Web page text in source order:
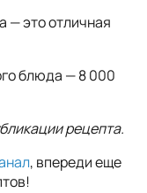
— это отличная
блюда — 8 000
рецепта.
, впереди еще